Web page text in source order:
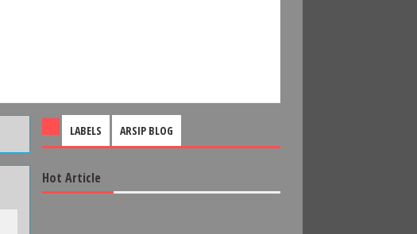
LABELS ARSIP BLOG
Hot Article